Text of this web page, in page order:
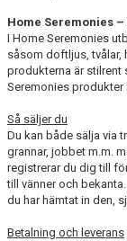
Home Seremonies
I Home Seremonies
såsom doftljus, tvålar,
produkterna är stilrent
Seremonies produkter
Så säljer du
Du kan både sälja via
grannar, jobbet m.m.
registrerar du dig till
till vänner och
du har hämtat in den,
Betalning och leverans